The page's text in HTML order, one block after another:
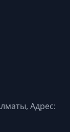
Адрес: